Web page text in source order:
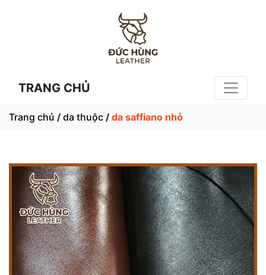
TRANG CHỦ
Trang chủ / da thuộc / da saffiano nhỏ